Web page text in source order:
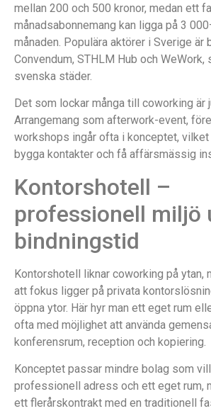
mellan 200 och 500 kronor, medan ett
månadsabonnemang kan ligga på 3
månaden. Populära aktörer i Sverige är
Convendum, STHLM Hub och
svenska städer.
Det som lockar många till coworking är
Arrangemang som afterwork-event,
workshops ingår ofta i konceptet,
bygga kontakter och få affärsmässig
Kontorshotell –
professionell miljö
bindningstid
Kontorshotell liknar coworking på ytan,
att fokus ligger på privata
öppna ytor. Här hyr man ett eget rum
ofta med möjlighet att använda
konferensrum, reception och kopiering.
Konceptet passar mindre bolag som
professionell adress och ett eget rum,
ett flerårskontrakt med en traditionell